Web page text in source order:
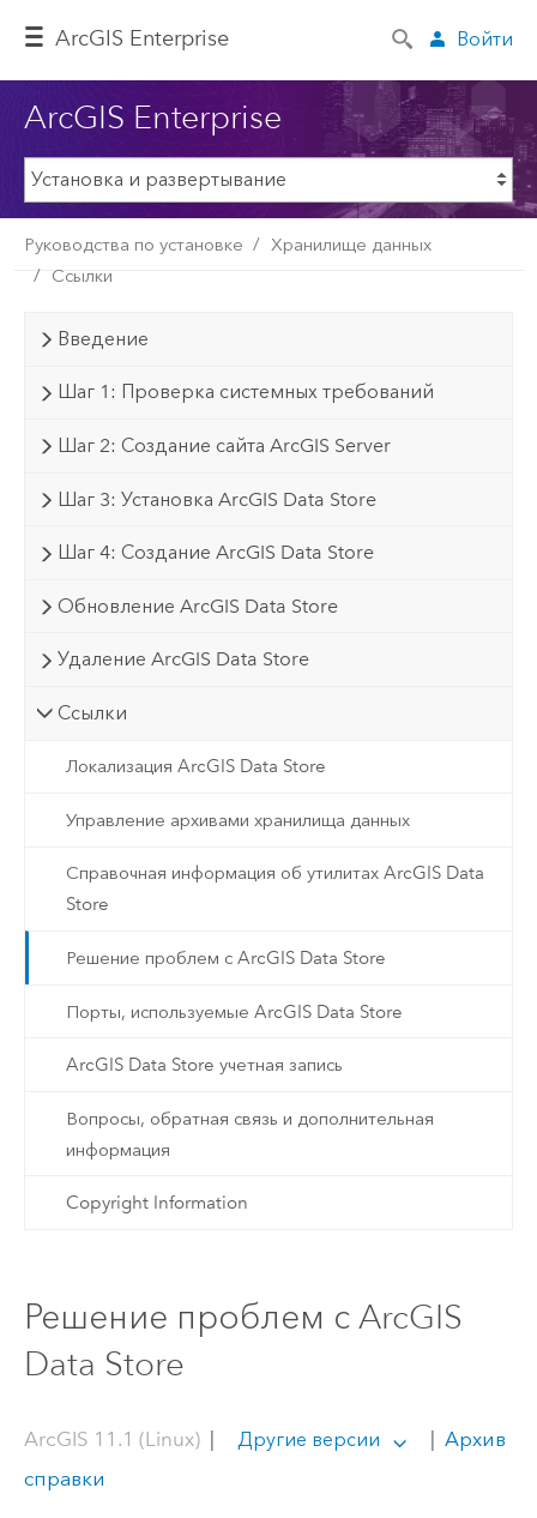
ArcGIS Enterprise Войти
ArcGIS Enterprise
Руководства по установке
Хранилище данных
Ссылки
Введение
Шаг 1: Проверка системных требований
Шаг 2: Создание сайта ArcGIS Server
Шаг 3: Установка ArcGIS Data Store
Шаг 4: Создание ArcGIS Data Store
Обновление ArcGIS Data Store
Удаление ArcGIS Data Store
Ссылки
Локализация ArcGIS Data Store
Управление архивами хранилища данных
Справочная информация об утилитах ArcGIS Data
Store
Решение проблем с ArcGIS Data Store
Порты, используемые ArcGIS Data Store
ArcGIS Data Store учетная запись
Вопросы, обратная связь и дополнительная
информация
Copyright Information
Решение проблем с ArcGIS
Data Store
ArcGIS 11.1 (Linux)| Другие версии
Архив
справки